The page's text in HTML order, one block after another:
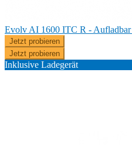
Evolv AI 1600 ITC R - Aufladbar
Jetzt probieren
Jetzt probieren
Inklusive Ladegerät